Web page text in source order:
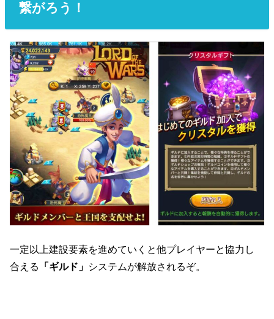
繋がろう！
一定以上建設要素を進めていくと他プレイヤーと協力し
合える
「ギルド」 システムが解放されるぞ。